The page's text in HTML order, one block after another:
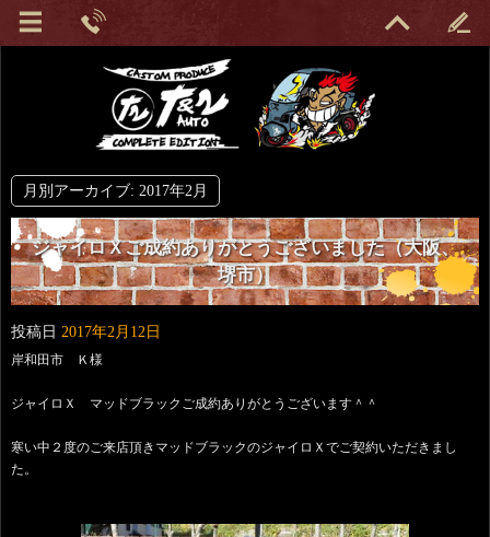
月別アーカイブ: 2017年2月
ジャイロＸご成約ありがとうございました（大阪、
堺市）
投稿日 2017年2月12日
岸和田市 Ｋ様
ジャイロＸ マッドブラックご成約ありがとうございます＾＾
寒い中２度のご来店頂きマッドブラックのジャイロＸでご契約いただきまし
た。